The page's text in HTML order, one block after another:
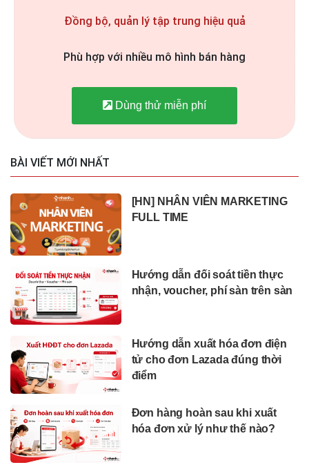
Đồng bộ, quản lý tập trung hiệu quả
Phù hợp với nhiều mô hình bán hàng
Dùng thử miễn phí
BÀI VIẾT MỚI NHẤT
[HN] NHÂN VIÊN MARKETING
FULL TIME
Hướng dẫn đối soát tiền thực
nhận, voucher, phí sàn trên sàn
Hướng dẫn xuất hóa đơn điện
tử cho đơn Lazada đúng thời
điểm
Đơn hàng hoàn sau khi xuất
hóa đơn xử lý như thế nào?